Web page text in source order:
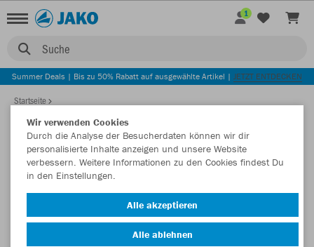
Suche
1
Summer Deals | Bis zu 50% Rabatt auf ausgewählte Artikel | JETZT ENTDECKEN
Startseite
Wir verwenden Cookies
Durch die Analyse der Besucherdaten können wir dir
personalisierte Inhalte anzeigen und unsere Website
verbessern. Weitere Informationen zu den Cookies findest Du
in den Einstellungen.
Alle akzeptieren
Alle ablehnen